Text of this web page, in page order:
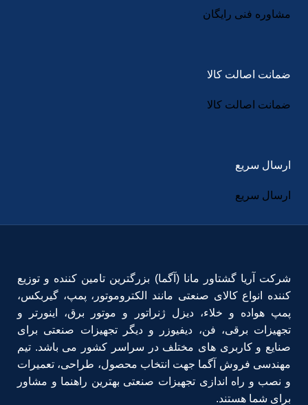
مشاوره فنی رایگان
ضمانت اصالت کالا
ضمانت اصالت کالا
ارسال سریع
ارسال سریع
شرکت آریا گشتاور مانا (آگما) بزرگترین تامین کننده و توزیع
کننده انواع کالای صنعتی مانند الکتروموتور، پمپ، گیربکس،
پمپ هواده و خلاء، دیزل ژنراتور و موتور برق، اینورتر و
تجهیزات برقی، فن، دیفیوزر و دیگر تجهیزات صنعتی برای
صنایع و کاربری های مختلف در سراسر کشور می باشد. تیم
مهندسی فروش آگما جهت انتخاب محصول، طراحی، تعمیرات
و نصب و راه اندازی تجهیزات صنعتی بهترین راهنما و مشاور
برای شما هستند.